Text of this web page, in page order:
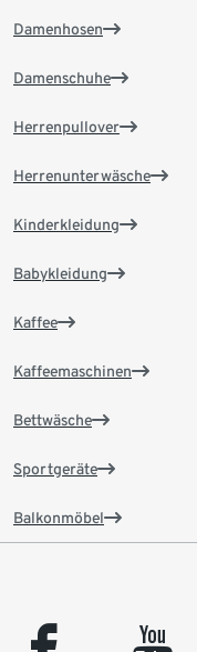
Damenhosen
Damenschuhe
Herrenpullover
Herrenunterwäsche
Kinderkleidung
Babykleidung
Kaffee
Kaffeemaschinen
Bettwäsche
Sportgeräte
Balkonmöbel